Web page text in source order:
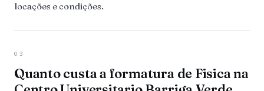
locações e condições.
03
Quanto custa a formatura de Fisica na